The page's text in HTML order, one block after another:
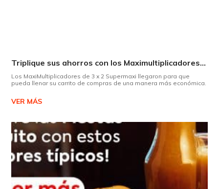
Triplique sus ahorros con los Maximultiplicadores de Supermaxi
Los MaxiMultiplicadores de 3 x 2 Supermaxi llegaron para que
pueda llenar su carrito de compras de una manera más económica.
VER MÁS